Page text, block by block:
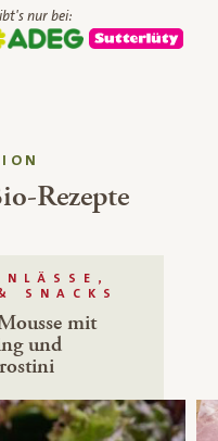
nur bei:
Rezepte
SNACKS
mit
und